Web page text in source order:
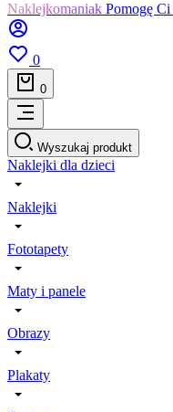
Naklejkomaniak Pomogę
0
0
Wyszukaj produkt
Naklejki dla dzieci
Naklejki
Fototapety
Maty i panele
Obrazy
Plakaty